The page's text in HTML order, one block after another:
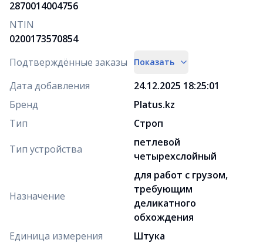
2870014004756
NTIN
0200173570854
Подтверждённые заказы
Показать
Дата добавления
24.12.2025 18:25:01
Бренд
Platus.kz
Тип
Строп
Тип устройства
петлевой
четырехслойный
Назначение
для работ с грузом,
требующим
деликатного
обхождения
Единица измерения
Штука